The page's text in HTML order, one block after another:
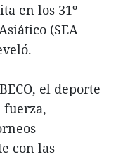
en los 31º
(SEA
el deporte
fuerza,
con las